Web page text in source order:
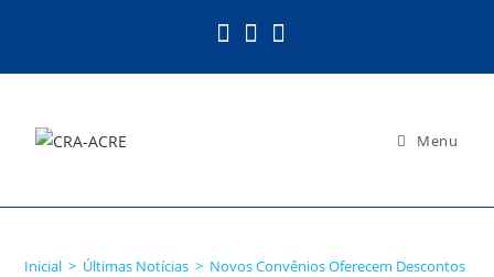
Menu
Inicial > Últimas Notícias > Novos Convênios Oferecem Descontos